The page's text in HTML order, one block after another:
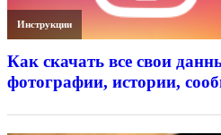
Инструкции
Как скачать все свои
фотографии, истории,